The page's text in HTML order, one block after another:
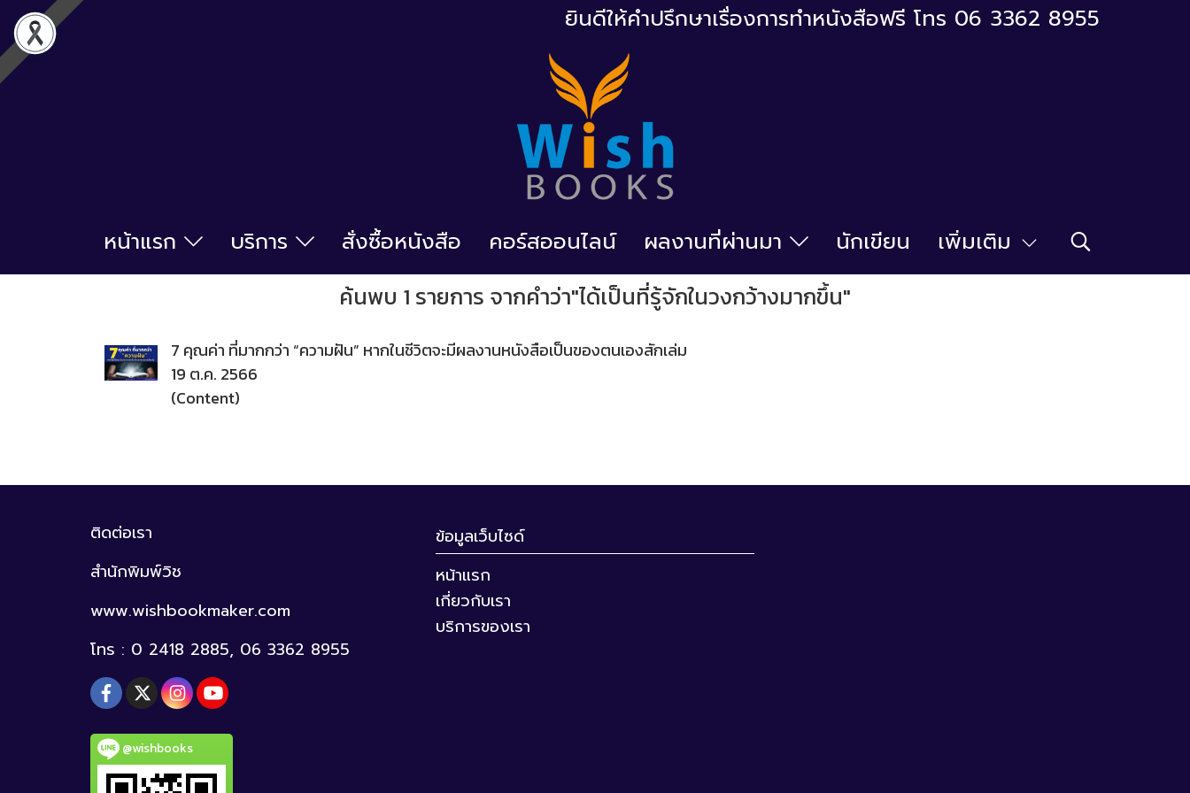
ยินดีให้คำปรึกษาเรื่องการทำหนังสือฟรี โทร 06 3362 8955
หน้าแรก บริการ สั่งซื้อหนังสือ คอร์สออนไลน์ ผลงานที่ผ่านมา นักเขียน เพิ่มเติม
ค้นพบ 1 รายการ จากคำว่า"ได้เป็นที่รู้จักในวงกว้างมากขึ้น"
7 คุณค่า ที่มากกว่า “ความฝัน” หากในชีวิตจะมีผลงานหนังสือเป็นของตนเองสักเล่ม
19 ต.ค. 2566
(Content)
ติดต่อเรา
สำนักพิมพ์วิช
www.wishbookmaker.com
โทร : 0 2418 2885, 06 3362 8955
@wishbooks
ข้อมูลเว็บไซด์
หน้าแรก
เกี่ยวกับเรา
บริการของเรา